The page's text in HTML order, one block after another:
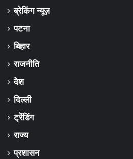
ब्रेकिंग न्यूज़
पटना
बिहार
राजनीति
देश
दिल्ली
ट्रेंडिंग
राज्य
प्रशासन